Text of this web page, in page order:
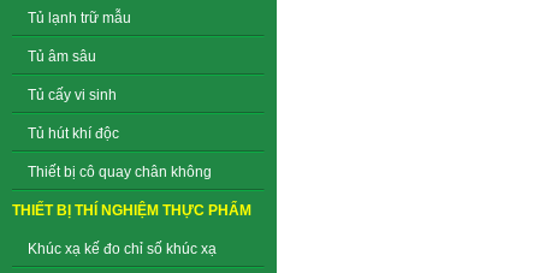
Tủ lạnh trữ mẫu
Tủ âm sâu
Tủ cấy vi sinh
Tủ hút khí độc
Thiết bị cô quay chân không
THIẾT BỊ THÍ NGHIỆM THỰC PHẨM
Khúc xạ kế đo chỉ số khúc xạ